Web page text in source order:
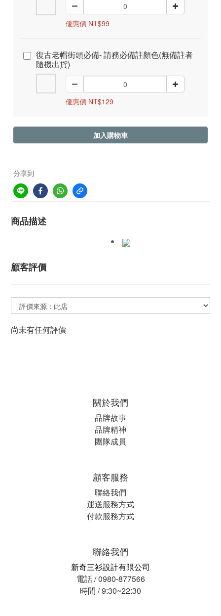
優惠價 NT$99
復古老帽街頭必備- 請務必備註顏色(無備註者
隨機出貨)
優惠價 NT$129
加入購物車
分享到
商品描述
顧客評價
尚未有任何評價
關於我們
品牌故事
品牌精神
團隊成員
顧客服務
聯絡我們
運送服務方式
付款服務方式
聯絡我們
新奇三衫設計有限公司
電話 / 0980-877566
時間 / 9:30~22:30